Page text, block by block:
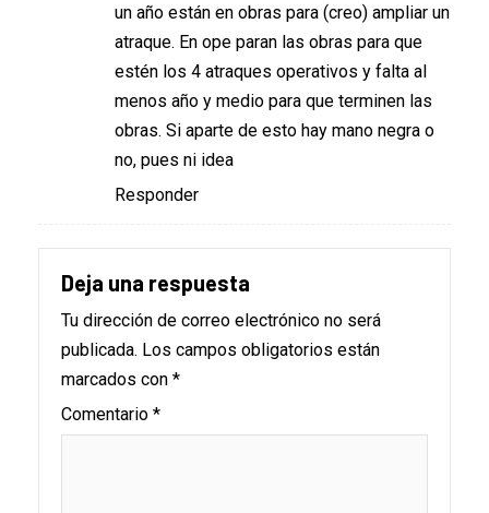
un año están en obras para (creo) ampliar un
atraque. En ope paran las obras para que
estén los 4 atraques operativos y falta al
menos año y medio para que terminen las
obras. Si aparte de esto hay mano negra o
no, pues ni idea
Responder
Deja una respuesta
Tu dirección de correo electrónico no será
publicada. Los campos obligatorios están
marcados con *
Comentario *